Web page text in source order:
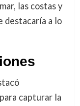
las costas y
destacaría a lo
capturar la